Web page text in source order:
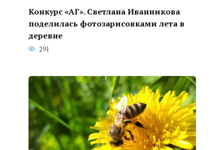
Конкурс «АГ». Светлана Иванникова
поделилась фотозарисовками лета в
деревне
291